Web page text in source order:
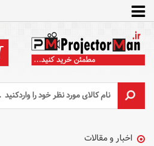
اخبار و مقالات